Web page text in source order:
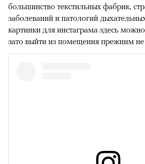
большинство текстильных фабрик,
заболеваний и патологий
картинки для инстаграма здесь
зато выйти из помещения прежним не